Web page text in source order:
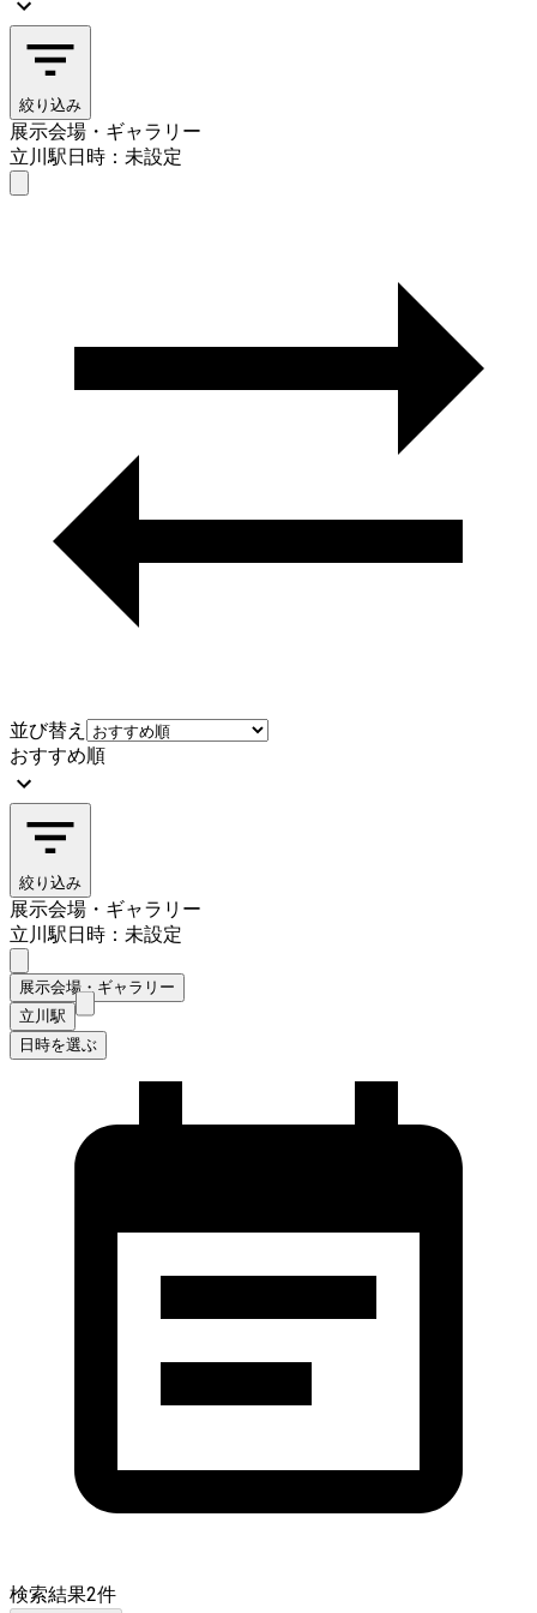
絞り込み
展示会場・ギャラリー
立川駅日時：未設定
並び替え
おすすめ順
絞り込み
展示会場・ギャラリー
立川駅日時：未設定
展示会場・ギャラリー
立川駅
日時を選ぶ
検索結果2件